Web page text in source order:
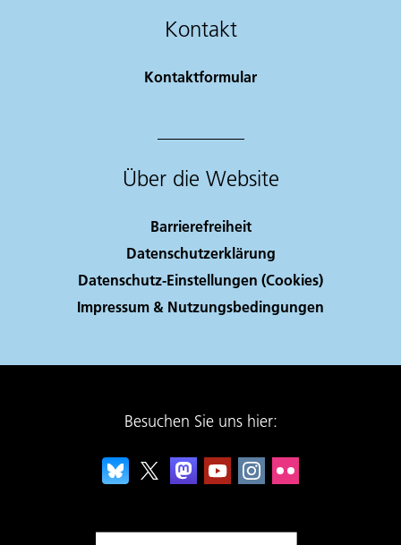
Kontakt
Kontaktformular
Über die Website
Barrierefreiheit
Datenschutzerklärung
Datenschutz-Einstellungen (Cookies)
Impressum & Nutzungsbedingungen
Besuchen Sie uns hier: